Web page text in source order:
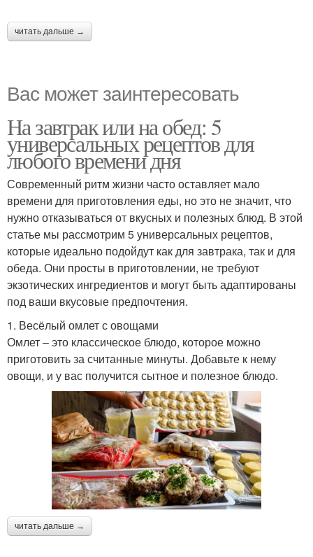
читать дальше →
Вас может заинтересовать
На завтрак или на обед: 5
универсальных рецептов для
любого времени дня
Современный ритм жизни часто оставляет мало
времени для приготовления еды, но это не значит, что
нужно отказываться от вкусных и полезных блюд. В этой
статье мы рассмотрим 5 универсальных рецептов,
которые идеально подойдут как для завтрака, так и для
обеда. Они просты в приготовлении, не требуют
экзотических ингредиентов и могут быть адаптированы
под ваши вкусовые предпочтения.
1. Весёлый омлет с овощами
Омлет – это классическое блюдо, которое можно
приготовить за считанные минуты. Добавьте к нему
овощи, и у вас получится сытное и полезное блюдо.
читать дальше →